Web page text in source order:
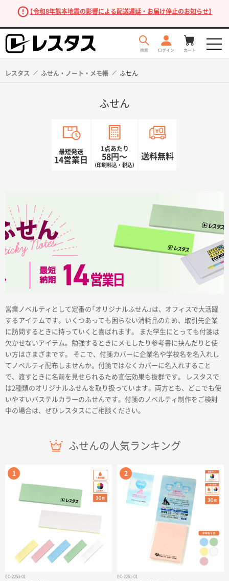
【令和8年熊本地震の影響による配送遅延・お届け停止のお知らせ】
ターゲットから探す
目的・シーンから探す
イベントから探す
初めての方へ
ご注文の流れ
お見積書の作成方法
レスタス ふせん・ノート・メモ帳 ふせん
ふせん
最短発送
14営業日
1点あたり
58円〜
（印刷料込・税込）
送料無料
営業ノベルティとして定番の「オリジナルふせん」は、オフィスで大活躍
するアイテムです。いくつあっても困らない消耗品のため、取引先企業
に訪問するときに持っていくと喜ばれます。 また学生にとっても付箋は
欠かせないアイテム。勉強するときにメモしたり参考書に挟んだりと使
い方はさまざまです。 そこで、付箋カバーに企業名や学校名を名入れし
てノベルティ配布しませんか。付箋ではなくカバーに名入れすること
で、渡すときに名前を見せられるため宣伝効果も抜群です。 レスタスで
は2種類のオリジナルふせんを取り扱っています。両方とも、どこでも使
いやすいパステルカラーのふせんです。付箋のノベルティ制作をご検討
中の場合は、ぜひレスタスにご相談ください。
ふせんの人気ランキング
EC-2253-01 EC-2261-01